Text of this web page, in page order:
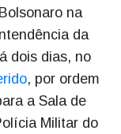
na
da
dois dias, no
, por ordem
a Sala de
Militar do